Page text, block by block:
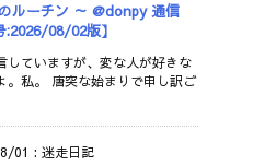
ルーチン ～ @donpy 通信
:2026/08/02版】
していますが、変な人が好きな
。私。 唐突な始まりで申し訳ご
01 : 迷走日記